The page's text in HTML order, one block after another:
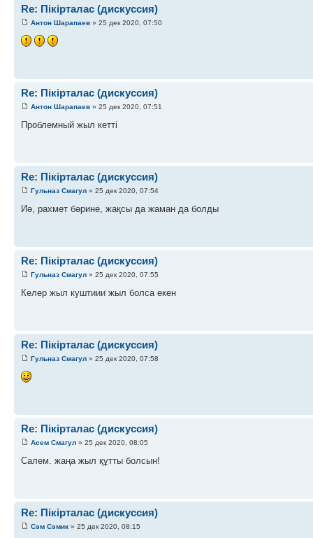
Re: Пікірталас (дискуссия)
Антон Шарапаев » 25 дек 2020, 07:50
Re: Пікірталас (дискуссия)
Антон Шарапаев » 25 дек 2020, 07:51
Проблемный жыл кетті
Re: Пікірталас (дискуссия)
Гульназ Смагул » 25 дек 2020, 07:54
Иә, рахмет бәрине, жақсы да жаман да болды
Re: Пікірталас (дискуссия)
Гульназ Смагул » 25 дек 2020, 07:55
Келер жыл куштиии жыл болса екен
Re: Пікірталас (дискуссия)
Гульназ Смагул » 25 дек 2020, 07:58
Re: Пікірталас (дискуссия)
Асем Смагул » 25 дек 2020, 08:05
Салем. жаңа жыл құтты болсын!
Re: Пікірталас (дискуссия)
Сэм Сэмик » 25 дек 2020, 08:15